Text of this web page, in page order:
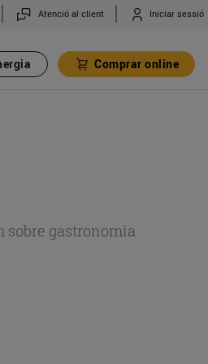
Atenció al client Iniciar sessió
Comprar online
sobre gastronomia